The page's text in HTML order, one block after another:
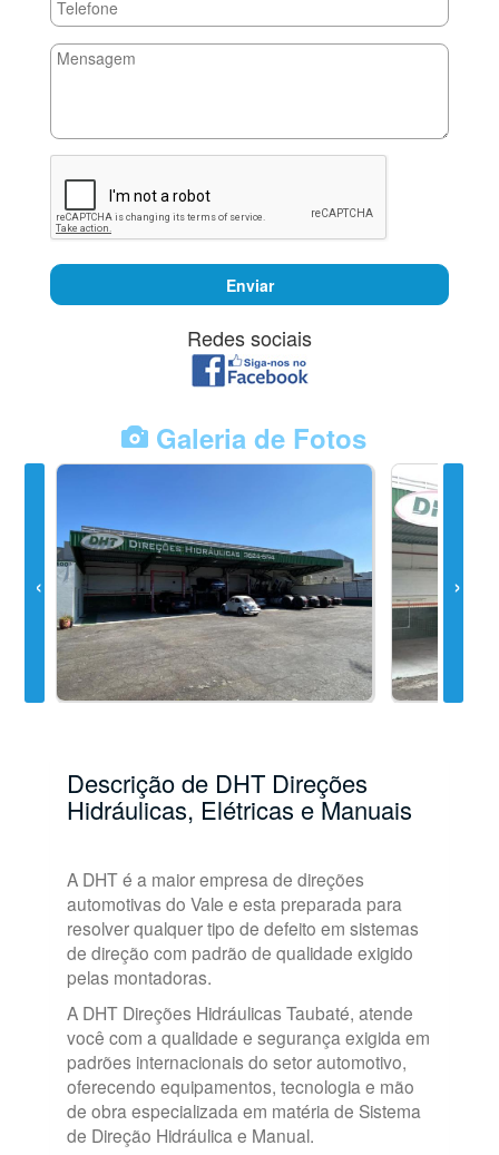
Enviar
Redes sociais
Galeria de Fotos
Descrição de DHT Direções
Hidráulicas, Elétricas e Manuais
A DHT é a maior empresa de direções
automotivas do Vale e esta preparada para
resolver qualquer tipo de defeito em sistemas
de direção com padrão de qualidade exigido
pelas montadoras.
A DHT Direções Hidráulicas Taubaté, atende
você com a qualidade e segurança exigida em
padrões internacionais do setor automotivo,
oferecendo equipamentos, tecnologia e mão
de obra especializada em matéria de Sistema
de Direção Hidráulica e Manual.